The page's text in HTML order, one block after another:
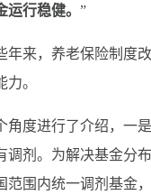
行稳健。 ”
，养老保险制度改
。
进行了介绍，一是
调剂。为解决基金分
范围内统一调剂基金